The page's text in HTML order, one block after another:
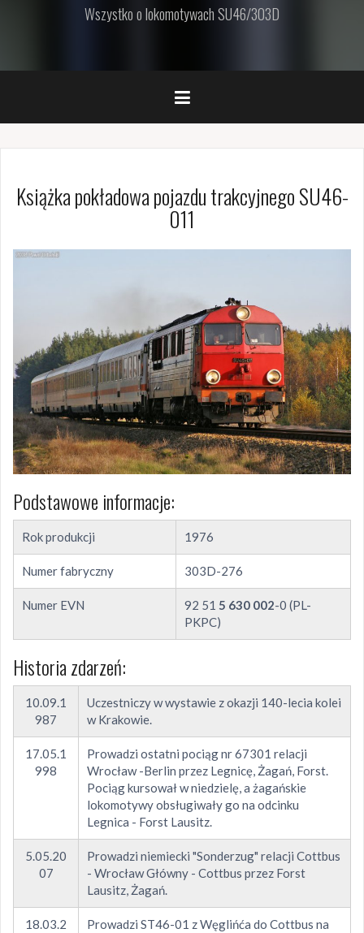
Wszystko o lokomotywach SU46/303D
Książka pokładowa pojazdu trakcyjnego SU46-
011
Podstawowe informacje:
Rok produkcji 1976
Numer fabryczny 303D-276
Numer EVN 92 51 5 630 002-0 (PL-
PKPC)
Historia zdarzeń:
10.09.1
987
Uczestniczy w wystawie z okazji 140-lecia kolei
w Krakowie.
17.05.1
998
Prowadzi ostatni pociąg nr 67301 relacji
Wrocław -Berlin przez Legnicę, Żagań, Forst.
Pociąg kursował w niedzielę, a żagańskie
lokomotywy obsługiwały go na odcinku
Legnica - Forst Lausitz.
5.05.20
07
Prowadzi niemiecki "Sonderzug" relacji Cottbus
- Wrocław Główny - Cottbus przez Forst
Lausitz, Żagań.
18.03.2
Prowadzi ST46-01 z Węglińća do Cottbus na